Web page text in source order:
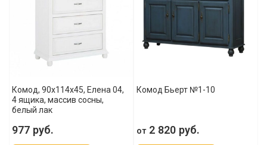
Комод, 90x114x45, Елена 04,
4 ящика, массив сосны,
белый лак
977 руб.
Комод Бьерт №1-10
от2 820 руб.